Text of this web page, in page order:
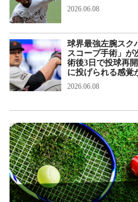
2026.06.08
球界最強左腕スク
スコープ手術」
術後3日で投球再
に投げられる感覚
2026.06.08